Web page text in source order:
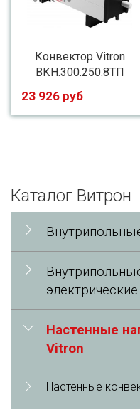
Конвектор Vitron
ВКН.300.250.8ТП
23 926 руб
Каталог Витрон
электрические
Настенные
Vitron
Настенные